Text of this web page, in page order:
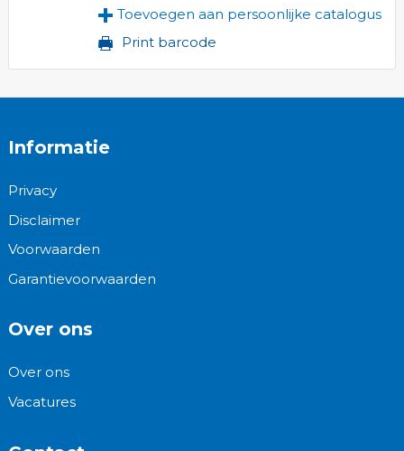
Toevoegen aan persoonlijke catalogus
Print barcode
Informatie
Privacy
Disclaimer
Voorwaarden
Garantievoorwaarden
Over ons
Over ons
Vacatures